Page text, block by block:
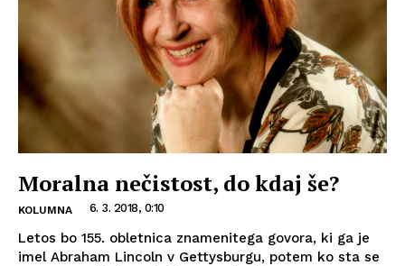
Moralna nečistost, do kdaj še?
KOLUMNA 6. 3. 2018, 0:10
Letos bo 155. obletnica znamenitega govora, ki ga je
imel Abraham Lincoln v Gettysburgu, potem ko sta se